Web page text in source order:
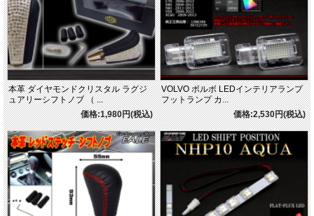
本革 ダイヤモンドクリスタル ラグジ
ュアリーシフトノブ （ ...
価格:1,980円(税込)
VOLVO ボルボ LEDインテリアランプ
フットランプ カ...
価格:2,530円(税込)